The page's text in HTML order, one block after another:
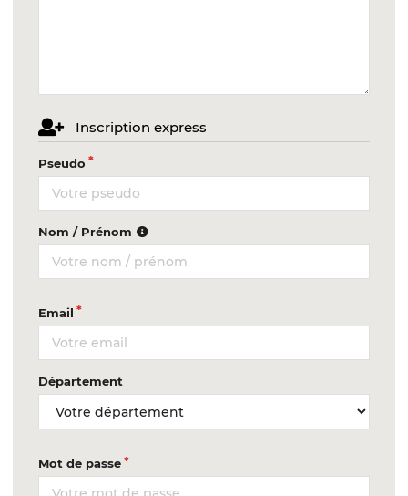
Inscription express
Pseudo
Nom / Prénom
Email
Département
Mot de passe